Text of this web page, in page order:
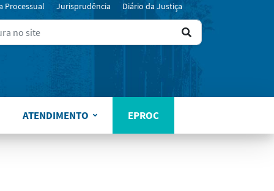
Processual Jurisprudência Diário da Justiça
Ir
resultado
ATENDIMENTO EPROC